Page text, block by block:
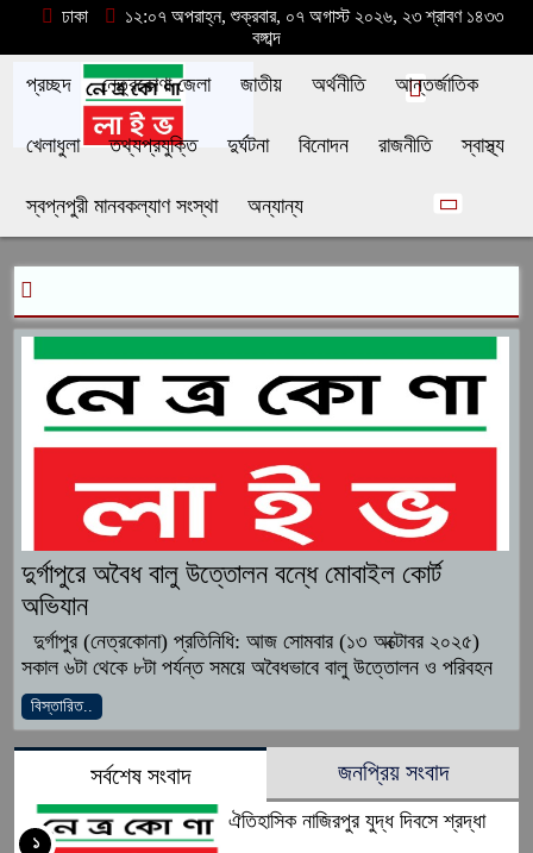
ঢাকা
১২:০৭ অপরাহ্ন, শুক্রবার, ০৭ অগাস্ট ২০২৬, ২৩ শ্রাবণ ১৪৩৩
বঙ্গাব্দ
প্রচ্ছদ নেত্রকোণা জেলা জাতীয় অর্থনীতি আন্তর্জাতিক
খেলাধুলা তথ্যপ্রযুক্তি দুর্ঘটনা বিনোদন রাজনীতি স্বাস্থ্য
স্বপ্নপুরী মানবকল্যাণ সংস্থা অন্যান্য
দুর্গাপুরে অবৈধ বালু উত্তোলন বন্ধে মোবাইল কোর্ট
অভিযান
দুর্গাপুর (নেত্রকোনা) প্রতিনিধি: আজ সোমবার (১৩ অক্টোবর ২০২৫)
সকাল ৬টা থেকে ৮টা পর্যন্ত সময়ে অবৈধভাবে বালু উত্তোলন ও পরিবহন
বিস্তারিত..
সর্বশেষ সংবাদ জনপ্রিয় সংবাদ
ঐতিহাসিক নাজিরপুর যুদ্ধ দিবসে শ্রদ্ধা
১